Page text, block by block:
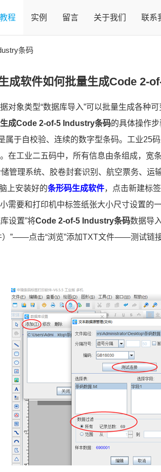
教程 实例 留言 关于我们 联系
条码
成软件如何批量生成Code 2-
对象类型“数据库导入”可以批量生成各种
成Code 2-of-5 Industry条码的具体操作步
属于自校验、连续的数字型条码。工业25
在工业二五码中，所有信息由条组成，宽
管理系统、胶卷封套识别、航空票务、运
上安装好的条形码生成软件，点击新建标
需要和打印机中标签纸张大小尺寸设置的一
设置”将Code 2-of-5 Industry条码数据导
”——点击“浏览”添加TXT文件——测试链